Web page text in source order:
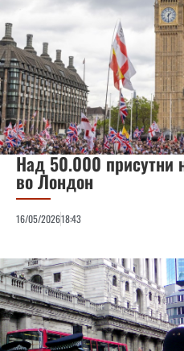
Над 50.000 присутни
во Лондон
16/05/202618:43